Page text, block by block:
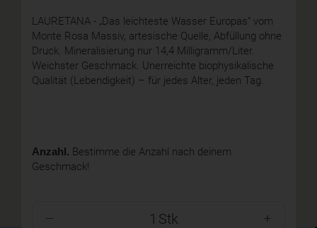
LAURETANA - „Das leichteste Wasser Europas“ vom
Monte Rosa Massiv, artesische Quelle, Abfüllung ohne
Druck. Mineralisierung nur 14,4 Milligramm/Liter.
Weichster Geschmack. Unerreichte biophysikalische
Qualität (Lebendigkeit) – für jedes Alter, jeden Tag.
Anzahl. Bestimme die Anzahl nach deinem
Geschmack!
Stk